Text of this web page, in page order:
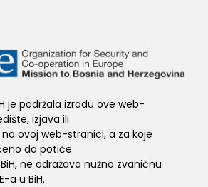
je podržala izradu ove web-
izjava ili
ovoj web-stranici, a za koje
da potiče
ne odražava nužno zvaničnu
a u BiH.